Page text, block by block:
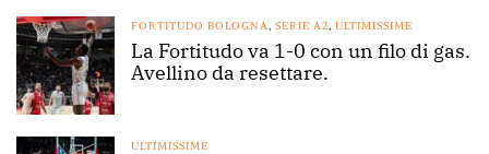
FORTITUDO BOLOGNA, SERIE A2, ULTIMISSIME
La Fortitudo va 1-0 con un filo di gas.
Avellino da resettare.
ULTIMISSIME